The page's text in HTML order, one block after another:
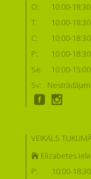
O:
10:00-18:30
T:
10:00-18:30
C:
10:00-18:30
P:
10:00-18:30
Se:
10:00-15:00
Sv:
Nestrādājam
VEIKALS
Elizabetes
P:
10:00-18:30